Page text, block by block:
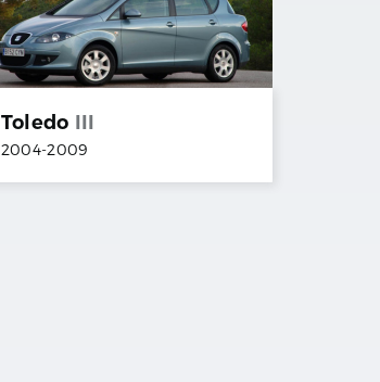
Toledo III
2004-2009